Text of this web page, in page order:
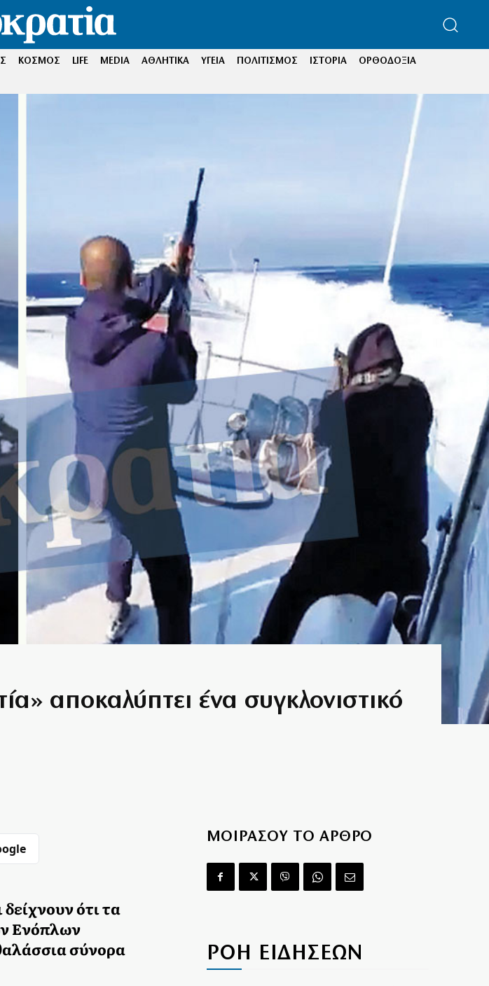
ΚΟΣΜΟΣ LIFE MEDIA ΑΘΛΗΤΙΚΑ ΥΓΕΙΑ ΠΟΛΙΤΙΣΜΟΣ ΙΣΤΟΡΙΑ
ΟΡΘΟΔΟΞΙΑ
αποκαλύπτει ένα συγκλονιστικό
ότι τα
Ενόπλων
σύνορα
ΜΟΙΡΑΣΟΥ ΤΟ ΑΡΘΡΟ
ΡΟΗ ΕΙΔΗΣΕΩΝ